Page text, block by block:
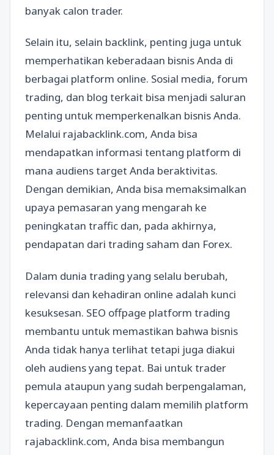
banyak calon trader.
Selain itu, selain backlink, penting juga untuk
memperhatikan keberadaan bisnis Anda di
berbagai platform online. Sosial media, forum
trading, dan blog terkait bisa menjadi saluran
penting untuk memperkenalkan bisnis Anda.
Melalui rajabacklink.com, Anda bisa
mendapatkan informasi tentang platform di
mana audiens target Anda beraktivitas.
Dengan demikian, Anda bisa memaksimalkan
upaya pemasaran yang mengarah ke
peningkatan traffic dan, pada akhirnya,
pendapatan dari trading saham dan Forex.
Dalam dunia trading yang selalu berubah,
relevansi dan kehadiran online adalah kunci
kesuksesan. SEO offpage platform trading
membantu untuk memastikan bahwa bisnis
Anda tidak hanya terlihat tetapi juga diakui
oleh audiens yang tepat. Bai untuk trader
pemula ataupun yang sudah berpengalaman,
kepercayaan penting dalam memilih platform
trading. Dengan memanfaatkan
rajabacklink.com, Anda bisa membangun